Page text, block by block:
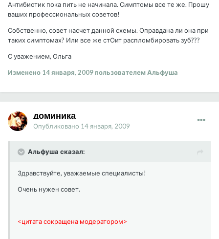
Антибиотик пока пить не начинала. Симптомы все те же. Прошу
ваших профессиональных советов!
Собственно, совет насчет данной схемы. Оправдана ли она при
таких симптомах? Или все же стОит распломбировать зуб???
С уважением, Ольга
Изменено 14 января, 2009пользователем Альфуша
доминика
Опубликовано 14 января, 2009
Альфуша сказал:
Здравствуйте, уважаемые специалисты!
Очень нужен совет.
<цитата сокращена модератором>